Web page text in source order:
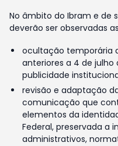
No âmbito do Ibram e de
deverão ser observadas
ocultação temporária
anteriores a 4 de
publicidade
revisão e adaptação
comunicação que
elementos da
Federal, preservada a
administrativos,